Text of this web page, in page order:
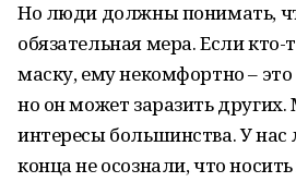
Но люди должны понимать,
обязательная мера. Если кто-
маску, ему некомфортно –
но он может заразить
интересы большинства. У
конца не осознали, что